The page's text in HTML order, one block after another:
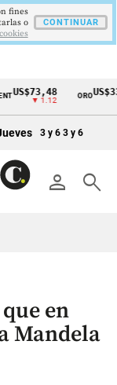
US$73,48
▼ 1.12
ORO
3 y 6 3 y 6
person search
en
Mandela
fines
o
CONTINUAR